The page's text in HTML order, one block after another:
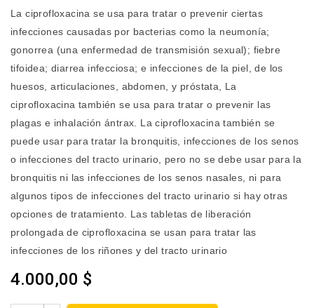
La ciprofloxacina se usa para tratar o prevenir ciertas
infecciones causadas por bacterias como la neumonía;
gonorrea (una enfermedad de transmisión sexual); fiebre
tifoidea; diarrea infecciosa; e infecciones de la piel, de los
huesos, articulaciones, abdomen, y próstata, La
ciprofloxacina también se usa para tratar o prevenir las
plagas e inhalación ántrax. La ciprofloxacina también se
puede usar para tratar la bronquitis, infecciones de los senos
o infecciones del tracto urinario, pero no se debe usar para la
bronquitis ni las infecciones de los senos nasales, ni para
algunos tipos de infecciones del tracto urinario si hay otras
opciones de tratamiento. Las tabletas de liberación
prolongada de ciprofloxacina se usan para tratar las
infecciones de los riñones y del tracto urinario
4.000,00 $